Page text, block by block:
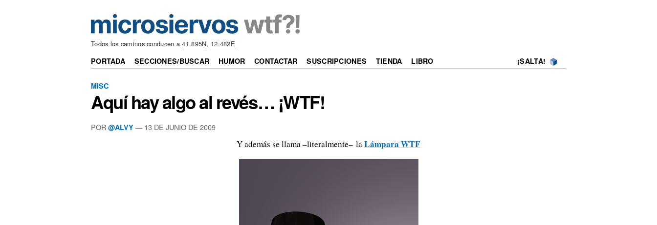
Todos los caminos conducen a41.895N, 12.482E
PORTADA SECCIONES/BUSCAR HUMOR CONTACTAR SUSCRIPCIONES TIENDA LIBRO ¡SALTA!
MISC
Aquí hay algo al revés… ¡WTF!
POR @ALVY —13 DE JUNIO DE 2009
Y además se llama –literalmente– laLámpara WTF